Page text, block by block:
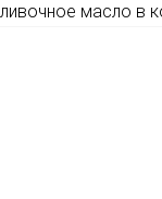
масло в